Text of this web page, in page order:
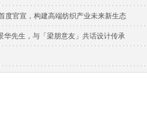
度官宣，构建高端纺织产业未来新生态
华先生，与「梁朋意友」共话设计传承